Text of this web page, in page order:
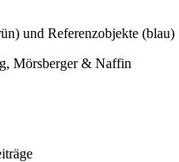
und Referenzobjekte (blau)
Mörsberger & Naffin